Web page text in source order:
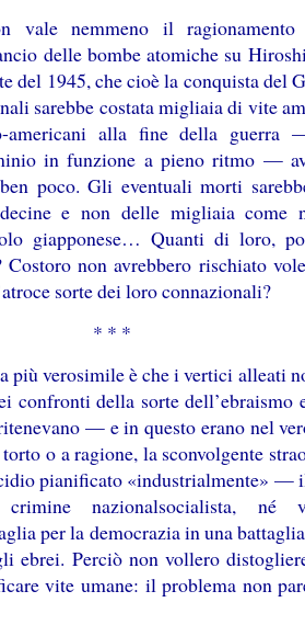
vale nemmeno il
delle bombe atomiche su
del 1945, che cioè la conquista del
sarebbe costata migliaia di vite
americani alla fine della guerra
in funzione a pieno ritmo —
poco. Gli eventuali morti
e non delle migliaia come
giapponese… Quanti di loro,
Costoro non avrebbero rischiato
sorte dei loro connazionali?
* * *
più verosimile è che i vertici alleati
confronti della sorte dell’ebraismo
— e in questo erano nel
o a ragione, la sconvolgente
pianificato «industrialmente» —
nazionalsocialista, né
per la democrazia in una
ebrei. Perciò non vollero
vite umane: il problema non